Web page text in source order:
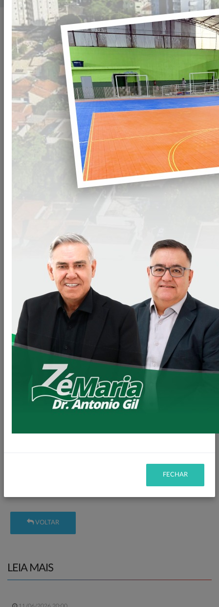
Publicado em: 16/05/2025 20:00
Compartilhar WHATSAPP
DUAS NOVAS AMBULÂNCIAS PARA O SAMU
Recebemos essa semana do Governo Federal, (02) duas
novas Ambulâncias para o SAMU, de nosso Município.
Uma demanda constante, onde a prioridade é sempre ter
veículos em boas condições para uso nas urgências e
emergências de nosso Município e de nossa região.
Federal Deputado Zeca Dirceu e Deputado Toninho
E não podemos esquecer nosso agradecimento ao Governo
VOLTAR
LEIA MAIS
11/06/2026 20:00
FECHAR